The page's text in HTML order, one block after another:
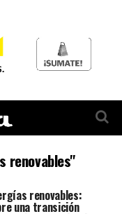
renovables"
renovables:
una transición